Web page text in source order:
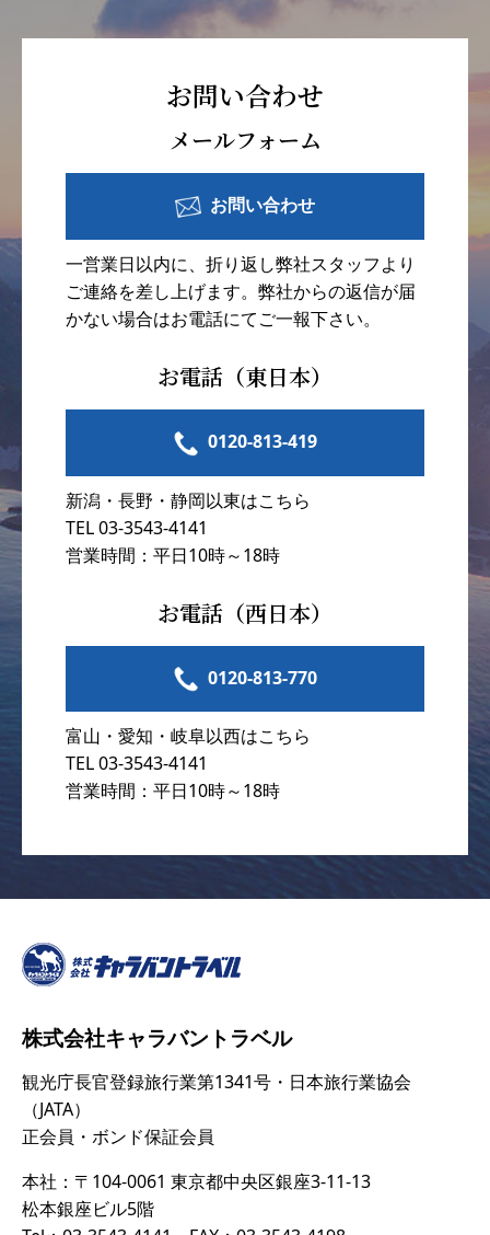
お問い合わせ
メールフォーム
お問い合わせ
一営業日以内に、折り返し弊社スタッフより
ご連絡を差し上げます。弊社からの返信が届
かない場合はお電話にてご一報下さい。
お電話（東日本）
0120-813-419
新潟・長野・静岡以東はこちら
TEL 03-3543-4141
営業時間：平日10時～18時
お電話（西日本）
0120-813-770
富山・愛知・岐阜以西はこちら
TEL 03-3543-4141
営業時間：平日10時～18時
株式会社キャラバントラベル
観光庁長官登録旅行業第1341号・日本旅行業協会
（JATA）
正会員・ボンド保証会員
本社：〒104-0061 東京都中央区銀座3-11-13
松本銀座ビル5階